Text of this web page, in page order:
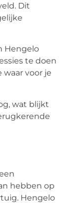
Dit
Hengelo
te doen
voor je
wat blijkt
hebben op
Hengelo